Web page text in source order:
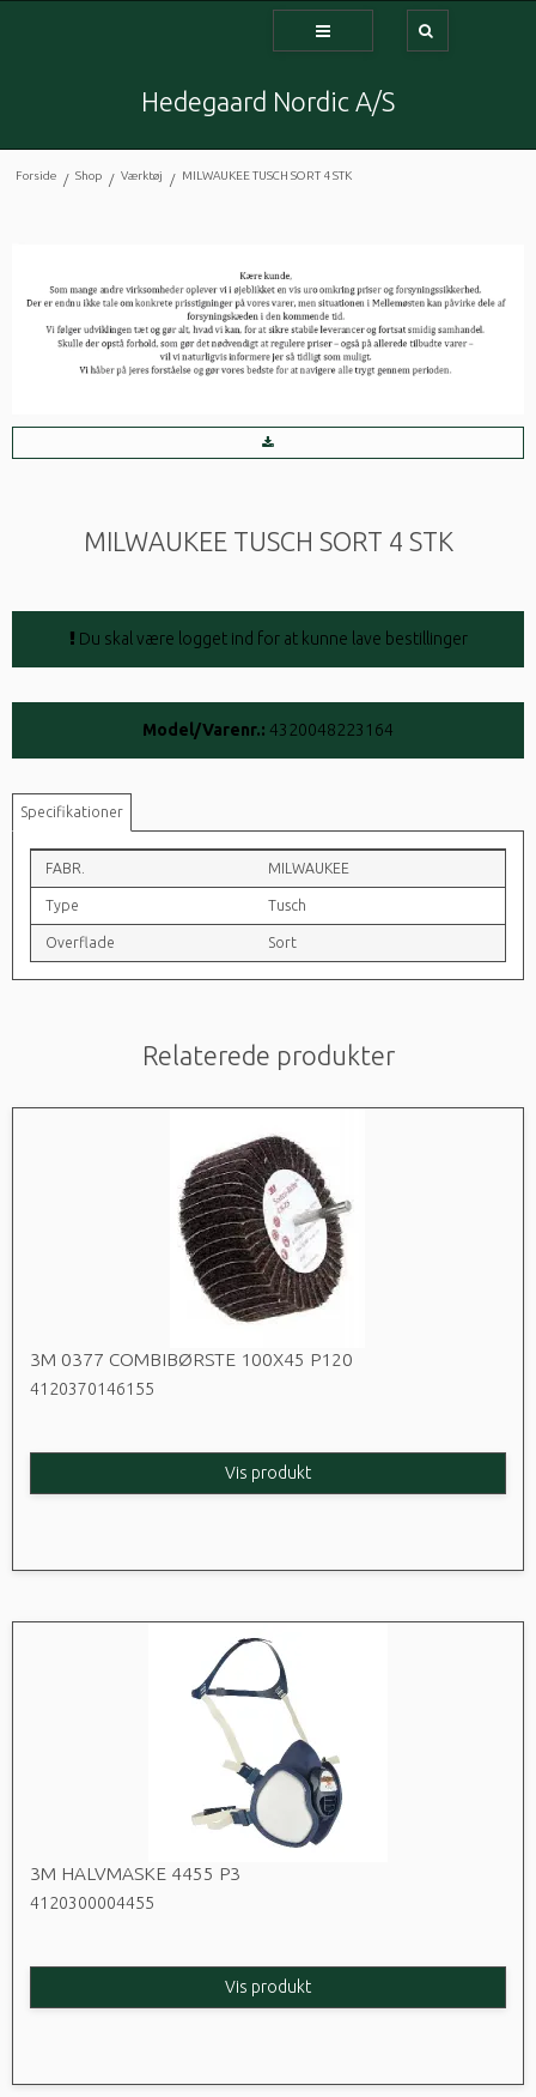
Hedegaard Nordic A/S
Forside / Shop / Værktøj / MILWAUKEE TUSCH SORT 4 STK
MILWAUKEE TUSCH SORT 4 STK
Du skal være logget ind for at kunne lave bestillinger
Model/Varenr.: 4320048223164
Specifikationer
FABR. MILWAUKEE
Type Tusch
Overflade Sort
Relaterede produkter
3M 0377 COMBIBØRSTE 100X45 P120
4120370146155
Vis produkt
3M HALVMASKE 4455 P3
4120300004455
Vis produkt